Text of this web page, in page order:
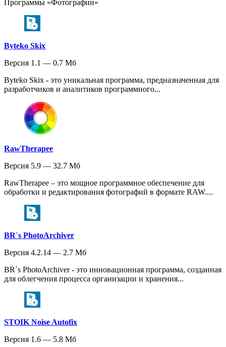
Программы «Фотографии»
Byteko Skix
Версия 1.1 — 0.7 Мб
Byteko Skix - это уникальная программа, предназначенная для
разработчиков и аналитиков программного...
RawTherapee
Версия 5.9 — 32.7 Мб
RawTherapee – это мощное программное обеспечение для
обработки и редактирования фотографий в формате RAW....
BR`s PhotoArchiver
Версия 4.2.14 — 2.7 Мб
BR`s PhotoArchiver - это инновационная программа, созданная
для облегчения процесса организации и хранения...
STOIK Noise Autofix
Версия 1.6 — 5.8 Мб